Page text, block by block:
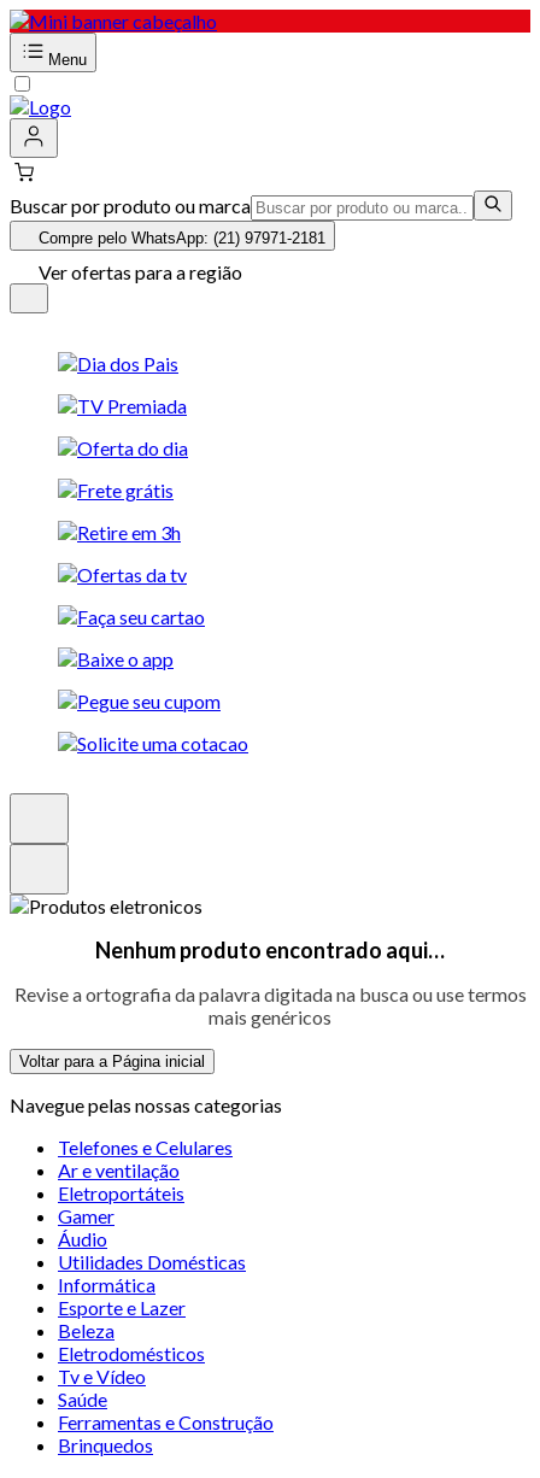
Menu
Buscar por produto ou marca
Compre pelo WhatsApp: (21) 97971-2181
Ver ofertas para a região
Nenhum produto encontrado aqui…
Revise a ortografia da palavra digitada na busca ou use termos
mais genéricos
Voltar para a Página inicial
Navegue pelas nossas categorias
Telefones e Celulares
Ar e ventilação
Eletroportáteis
Gamer
Áudio
Utilidades Domésticas
Informática
Esporte e Lazer
Beleza
Eletrodomésticos
Tv e Vídeo
Saúde
Ferramentas e Construção
Brinquedos